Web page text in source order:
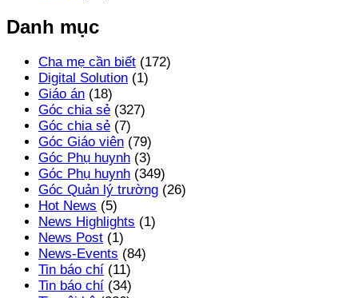
Danh mục
Cha mẹ cần biết (172)
Digital Solution (1)
Giáo án (18)
Góc chia sẻ (327)
Góc chia sẻ (7)
Góc Giáo viên (79)
Góc Phụ huynh (3)
Góc Phụ huynh (349)
Góc Quản lý trường (26)
Hot News (5)
News Highlights (1)
News Post (1)
News-Events (84)
Tin báo chí (11)
Tin báo chí (34)